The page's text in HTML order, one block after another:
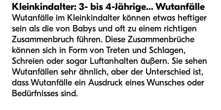
Kleinkindalter: 3- bis 4-Jährige... Wutanfälle
Wutanfälle im Kleinkindalter können etwas heftiger
sein als die von Babys und oft zu einem richtigen
Zusammenbruch führen. Diese Zusammenbrüche
können sich in Form von Treten und Schlagen,
Schreien oder sogar Luftanhalten äußern. Sie sehen
Wutanfällen sehr ähnlich, aber der Unterschied ist,
dass Wutanfälle ein Ausdruck eines Wunsches oder
Bedürfnisses sind.